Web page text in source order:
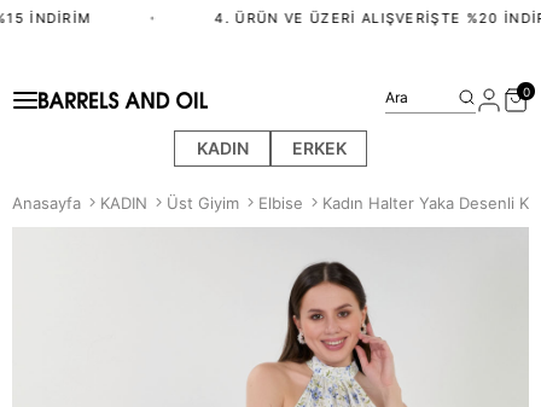
İNDIRIM 4. ÜRÜN VE ÜZERI ALIŞVERIŞTE %20
KADIN ERKEK
Ara 0
Anasayfa KADIN Üst Giyim Elbise Kadın Halter Yaka Desenli